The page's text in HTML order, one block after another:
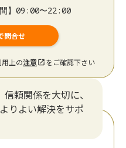
間】09:00〜22:00
問合せ
用上の注意 をご確認下さい
頼関係を大切に、
りよい解決をサポ